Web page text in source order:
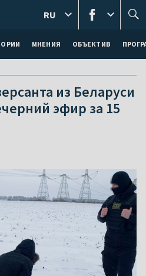
МНЕНИЯ ОБЪЕКТИВ
RU
из Беларуси
эфир за 15